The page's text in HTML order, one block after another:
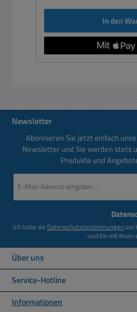
In den
Newsletter
Abonnieren Sie jetzt einfach
Newsletter und Sie werden stets
Produkte und
Mail-
Ich habe die Datenschutzbestimmungenzur
und bin mit ihnen
Über uns
Service-Hotline
Informationen